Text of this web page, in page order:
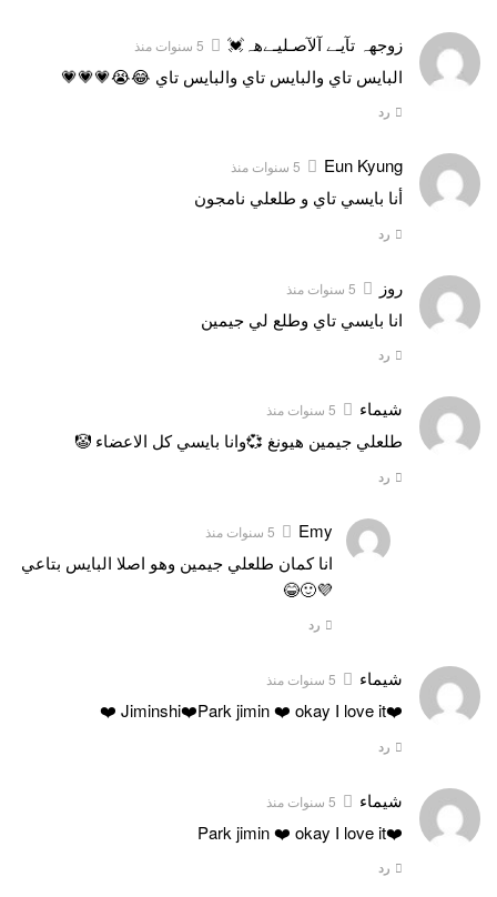
زوج‏‏هہ تآيـﮯ آلآصـليـﮯهہ‏‏💓 5 سنوات منذ
البايس تاي والبايس تاي والبايس تاي 😂😭💗💗💗
رد
Eun Kyung 5 سنوات منذ
أنا بايسي تاي و طلعلي نامجون
رد
روز 5 سنوات منذ
انا بايسي تاي وطلع لي جيمين
رد
شيماء 5 سنوات منذ
طلعلي جيمين هيونغ 💞وانا بايسي كل الاعضاء 🤡
رد
Emy 5 سنوات منذ
انا كمان طلعلي جيمين وهو اصلا البايس بتاعي
💜🙂😂
رد
شيماء 5 سنوات منذ
❤️Jiminshi❤️Park jimin ❤️ okay I love it ❤️
رد
شيماء 5 سنوات منذ
❤️Park jimin ❤️ okay I love it
رد